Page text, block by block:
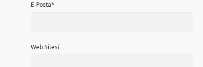
E-Posta*
Web Sitesi